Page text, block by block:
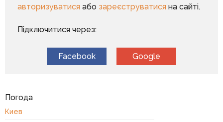
авторизуватисяабо зареєструватисяна сайті.
Підключитися через:
Facebook Google
Погода
Киев